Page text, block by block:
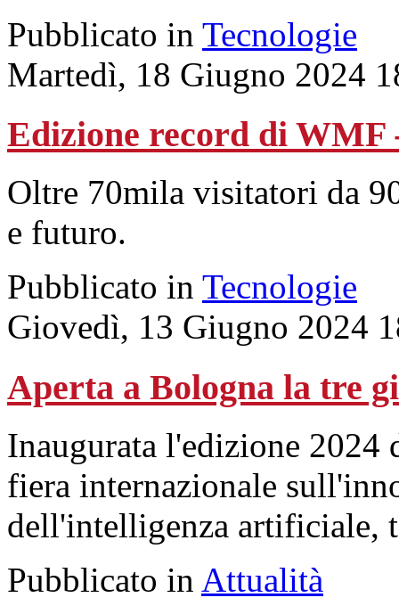
Pubblicato in Tecnologie
Martedì, 18 Giugno 2024
Edizione record di WMF
Oltre 70mila visitatori da
e futuro.
Pubblicato in Tecnologie
Giovedì, 13 Giugno 2024
Aperta a Bologna la tre
Inaugurata l'edizione
fiera internazionale
dell'intelligenza artificiale,
Pubblicato in Attualità